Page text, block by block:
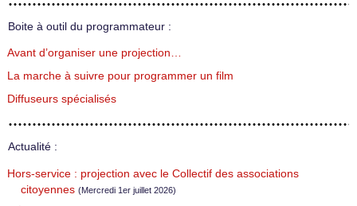
Boite à outil du programmateur :
Avant d’organiser une projection…
La marche à suivre pour programmer un film
Diffuseurs spécialisés
Actualité :
Hors-service : projection avec le Collectif des associations
citoyennes (Mercredi 1er juillet 2026)